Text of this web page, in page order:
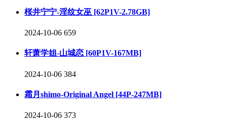
桜井宁宁-淫纹女巫 [62P1V-2.78GB]
2024-10-06 659
轩萧学姐-山城恋 [60P1V-167MB]
2024-10-06 384
霜月shimo-Original Angel [44P-247MB]
2024-10-06 373